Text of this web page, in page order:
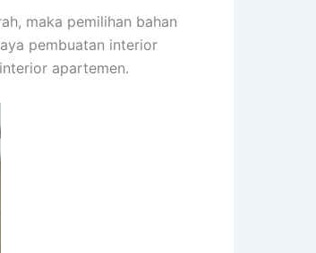
maka pemilihan bahan
pembuatan interior
apartemen.